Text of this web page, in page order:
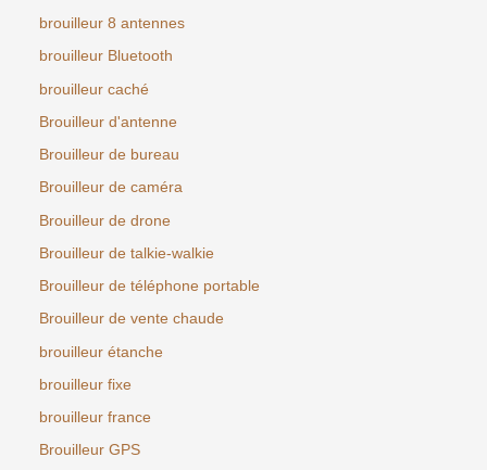
brouilleur 8 antennes
brouilleur Bluetooth
brouilleur caché
Brouilleur d'antenne
Brouilleur de bureau
Brouilleur de caméra
Brouilleur de drone
Brouilleur de talkie-walkie
Brouilleur de téléphone portable
Brouilleur de vente chaude
brouilleur étanche
brouilleur fixe
brouilleur france
Brouilleur GPS